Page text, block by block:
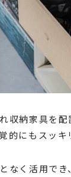
収納家具を
的にもスッ
なく活用で